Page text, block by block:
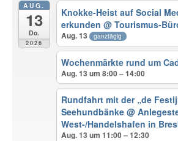
AUG.
13
Do.
2026
Knokke-Heist auf Social
erkunden@ Tourismus-
Aug. 13 ganztägig
Wochenmärkte rund um
Aug. 13 um 8:00 – 14:00
Rundfahrt mit der „de
Seehundbänke@
West-/Handelshafen in
Aug. 13 um 11:00 – 12:30